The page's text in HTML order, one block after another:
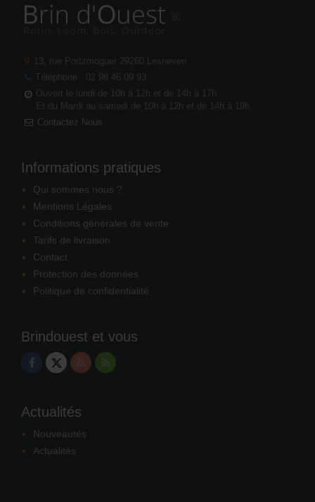
13, rue Portzmoguer 29260 Lesneven
Téléphone : 02 98 46 09 93
Ouvert le lundi de 10h à 12h et de 14h à 17h
Et du Mardi au samedi de 10h à 12h et de 14h à 19h
Contactez Nous
Informations pratiques
Qui sommes nous ?
Mentions Légales
Conditions générales de vente
Tarifs de livraison
Contact
Protection des données
Politique de confidentialité
Brindouest et vous
Actualités
Nouveautés
Actualités